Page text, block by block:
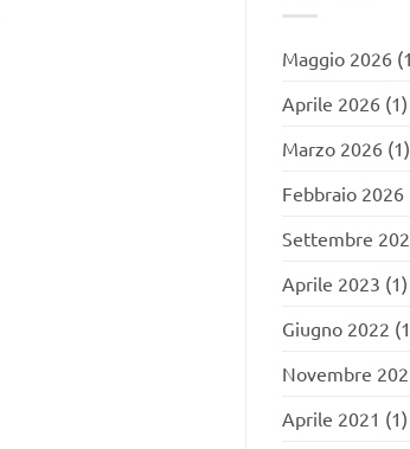
Maggio 2026
Aprile 2026(1)
Marzo 2026(1)
Febbraio 2026
Settembre
Aprile 2023 (1)
Giugno 2022
Novembre
Aprile 2021 (1)